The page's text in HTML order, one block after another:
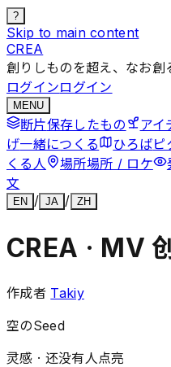
?
Skip to main content
CREA
創りしものを超え、なお創
ログインログイン
MENU
断片保存したもの アイ
げ一緒につくる ひろばピ
くる人
場所場所 / ロケ
文
EN / JA / ZH
CREA · MV
作成者 Takiy
空のSeed
灵感 · 还没有人点亮